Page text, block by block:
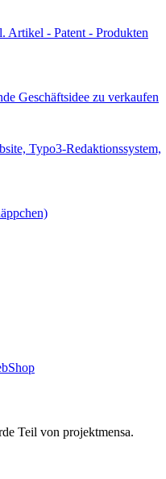
Artikel - Patent - Produkten
Geschäftsidee zu verkaufen
Typo3-Redaktionssystem,
Teil von projektmensa.